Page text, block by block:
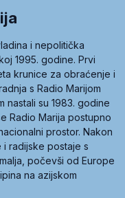
i nepolitička
1995. godine. Prvi
krunice za obraćenje i
s Radio Marijom
nastali su 1983. godine
Radio Marija postupno
prostor. Nakon
i radijske postaje s
počevši od Europe
na azijskom